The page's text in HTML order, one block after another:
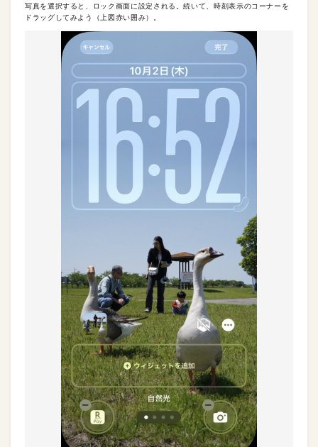
写真を選択すると、ロック画面に設定される。続いて、時刻表示のコーナーを
ドラッグしてみよう（上図赤い囲み）。